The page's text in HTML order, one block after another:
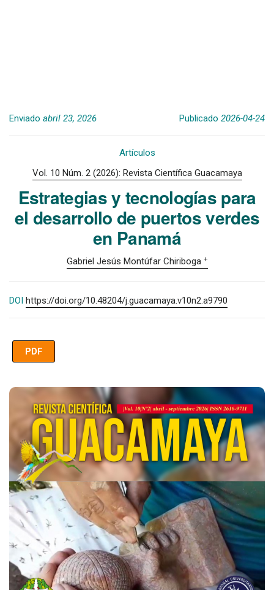
Enviado abril 23, 2026 Publicado 2026-04-24
Artículos
Vol. 10 Núm. 2 (2026): Revista Científica Guacamaya
Estrategias y tecnologías para
el desarrollo de puertos verdes
en Panamá
Gabriel Jesús Montúfar Chiriboga +
DOI https://doi.org/10.48204/j.guacamaya.v10n2.a9790
PDF
Imagen de portada